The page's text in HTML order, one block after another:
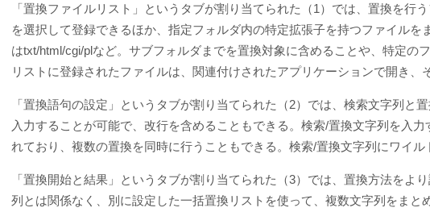
「置換ファイルリスト」というタブが割り当てられた（1）では、置換を行
を選択して登録できるほか、指定フォルダ内の特定拡張子を持つファイル
はtxt/html/cgi/plなど。サブフォルダまでを置換対象に含めることや、特定の
リストに登録されたファイルは、関連付けされたアプリケーションで開き、
「置換語句の設定」というタブが割り当てられた（2）では、検索文字列と
入力することが可能で、改行を含めることもできる。検索/置換文字列を入
れており、複数の置換を同時に行うこともできる。検索/置換文字列にワイル
「置換開始と結果」というタブが割り当てられた（3）では、置換方法を
列とは関係なく、別に設定した一括置換リストを使って、複数文字列をまと